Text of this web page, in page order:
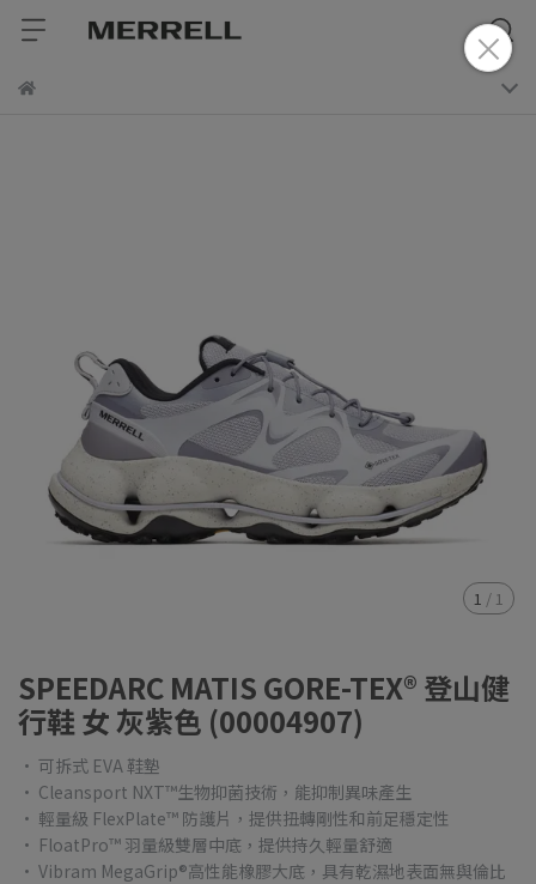
1 / 1
SPEEDARC MATIS GORE-TEX® 登山健
行鞋 女 灰紫色 (00004907)
• 可拆式 EVA 鞋墊
• Cleansport NXT™生物抑菌技術，能抑制異味產生
• 輕量級 FlexPlate™ 防護片，提供扭轉剛性和前足穩定性
• FloatPro™ 羽量級雙層中底，提供持久輕量舒適
• Vibram MegaGrip®高性能橡膠大底，具有乾濕地表面無與倫比